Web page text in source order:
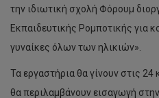
την ιδιωτική σχολή Φόρουμ
Εκπαιδευτικής Ρομποτικής για
γυναίκες όλων των ηλικιών».
Τα εργαστήρια θα γίνουν στις
θα περιλαμβάνουν εισαγωγή